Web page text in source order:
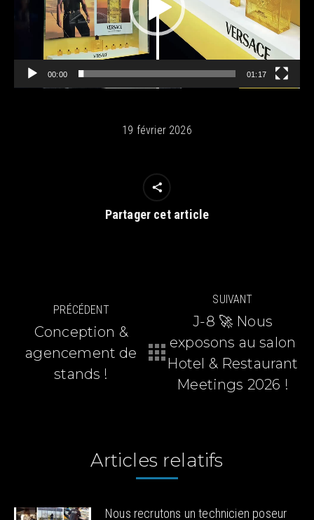
00:00 01:17
19 février 2026
Partager cet article
article
PRÉCÉDENT
Article
précédent
Conception &
agencement de
stands !
SUIVANT
suivant
:
J-8 🚀 Nous
exposons au salon
Hotel & Restaurant
Meetings 2026 !
Articles relatifs
Nous recrutons un technicien poseur